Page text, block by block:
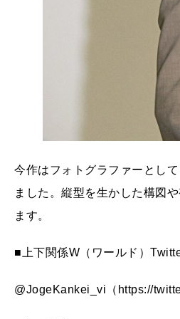
今作はフォトグラファーとし
ました。縦型を生かした構図
ます。
■上下関係W（ワールド）
@JogeKankei_vi（https://